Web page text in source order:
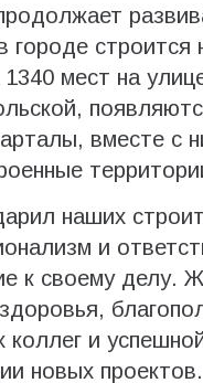
городе строится
мест на
вместе с
наших
и
к своему делу.
коллег и
новых проектов.